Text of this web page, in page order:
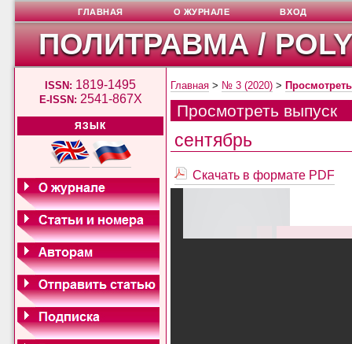
ПОЛИТРАВМА /
ISSN: 1819-1495
E-ISSN: 2541-867X
ЯЗЫК
ГЛАВНАЯ О ЖУРНАЛЕ ВХОД
Главная > № 3 (2020) >
Просмотреть выпуск
сентябрь
Скачать в формате PDF